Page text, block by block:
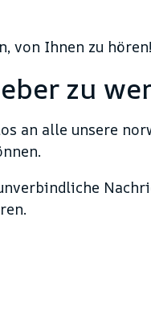
von Ihnen zu hören!
zu
an alle unsere